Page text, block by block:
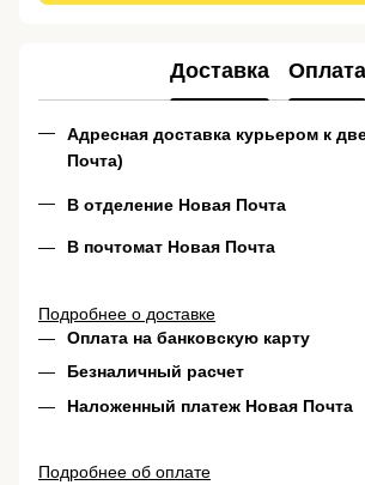
Доставка Оплата
Адресная доставка курьером к
Почта)
В отделение Новая Почта
В почтомат Новая Почта
Подробнее о доставке
Оплата на банковскую карту
Безналичный расчет
Наложенный платеж Новая Почта
Подробнее об оплате